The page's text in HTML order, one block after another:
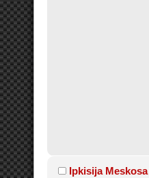
Ipkisija Meskosa